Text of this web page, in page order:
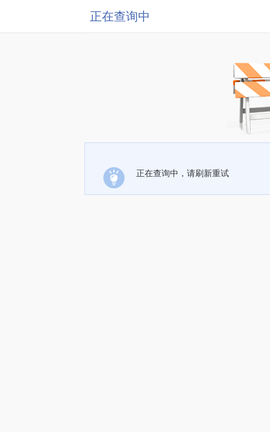
正在查询中
正在查询中，请刷新重试